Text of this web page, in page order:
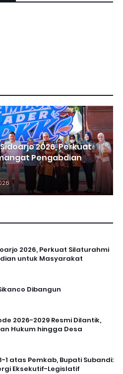
2026, Perkuat
Pengabdian
2026, Perkuat Silaturahmi
untuk Masyarakat
Dibangun
2026-2029 Resmi Dilantik,
Hukum hingga Desa
1 atas Pemkab, Bupati Subandi:
Eksekutif-Legislatif